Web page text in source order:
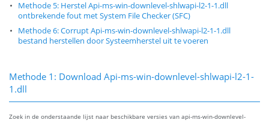
Methode 5: Herstel Api-ms-win-downlevel-shlwapi-l2-1-1.dll
ontbrekende fout met System File Checker (SFC)
Methode 6: Corrupt Api-ms-win-downlevel-shlwapi-l2-1-1.dll
bestand herstellen door Systeemherstel uit te voeren
Methode 1: Download Api-ms-win-downlevel-shlwapi-l2-1-
1.dll
Zoek in de onderstaande lijst naar beschikbare versies van api-ms-win-downlevel-